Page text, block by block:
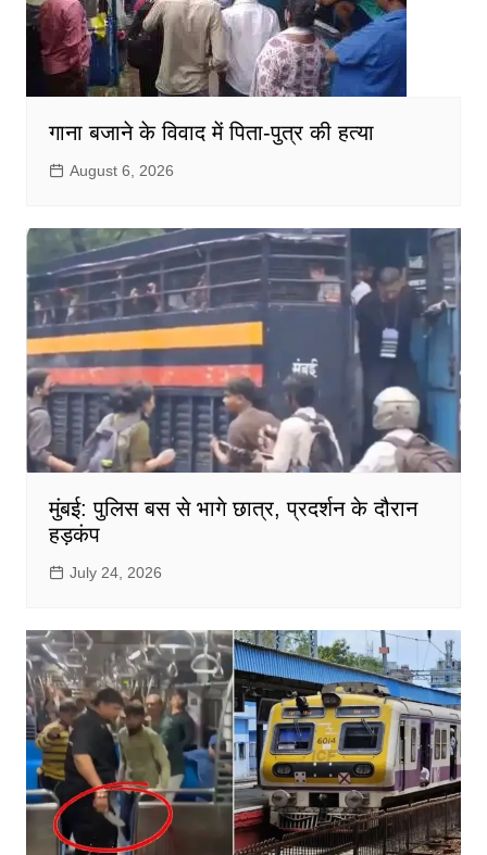
गाना बजाने के विवाद में पिता-पुत्र की हत्या
August 6, 2026
मुंबई: पुलिस बस से भागे छात्र, प्रदर्शन के दौरान
हड़कंप
July 24, 2026